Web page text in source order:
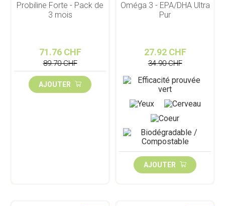
Probiline Forte - Pack de
3 mois
71.76 CHF
89.70 CHF
AJOUTER
Oméga 3 - EPA/DHA Ultra
Pur
27.92 CHF
34.90 CHF
AJOUTER